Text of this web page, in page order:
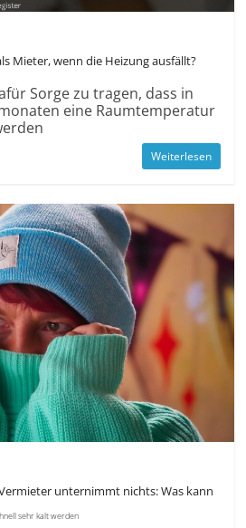
Mieter, wenn die Heizung ausfällt?
Sorge zu tragen, dass in
eine Raumtemperatur
Weiterlesen
unternimmt nichts: Was kann
sehr kalt werden